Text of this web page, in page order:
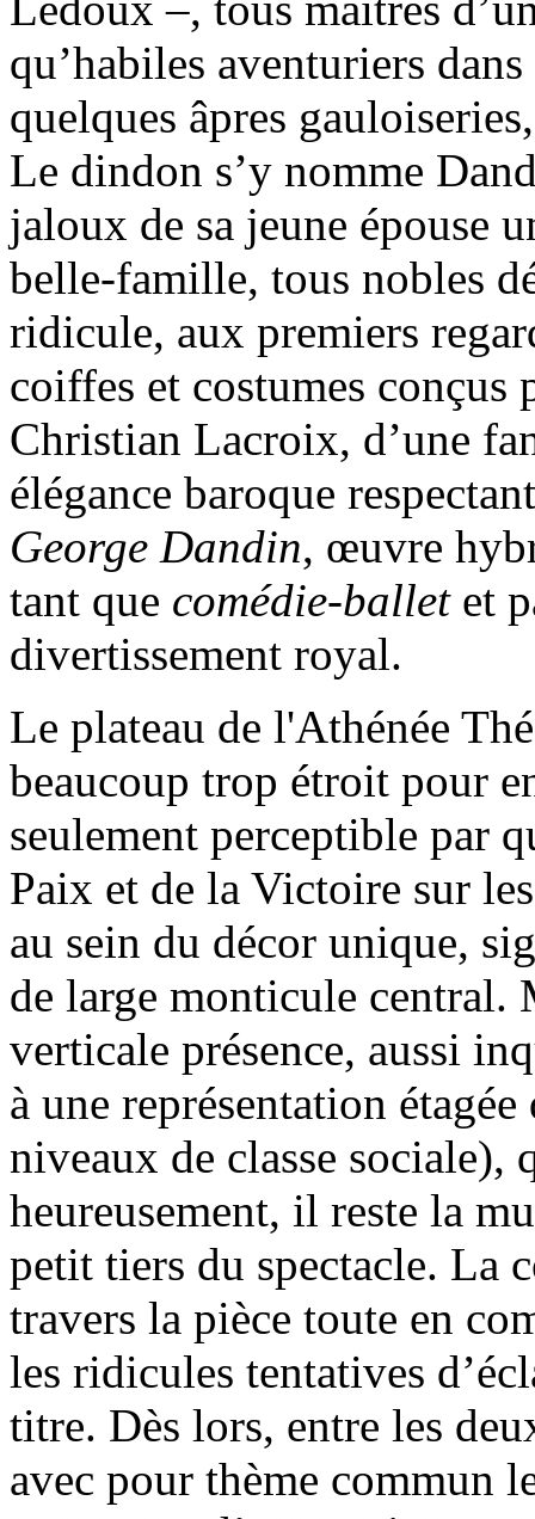
qu’habiles aventuriers
quelques âpres
Le dindon s’y nomme
jaloux de sa jeune épouse
belle-famille, tous nobles
ridicule, aux premiers
coiffes et costumes
Christian Lacroix, d’une
élégance baroque
George Dandin, œuvre
tant que comédie-balletet
divertissement royal.
Le plateau de l'Athénée
beaucoup trop étroit pour
seulement perceptible par
Paix et de la Victoire sur
au sein du décor unique,
de large monticule central.
verticale présence, aussi
à une représentation
niveaux de classe sociale),
heureusement, il reste la
petit tiers du spectacle. La
travers la pièce toute en
les ridicules tentatives
titre. Dès lors, entre les
avec pour thème commun